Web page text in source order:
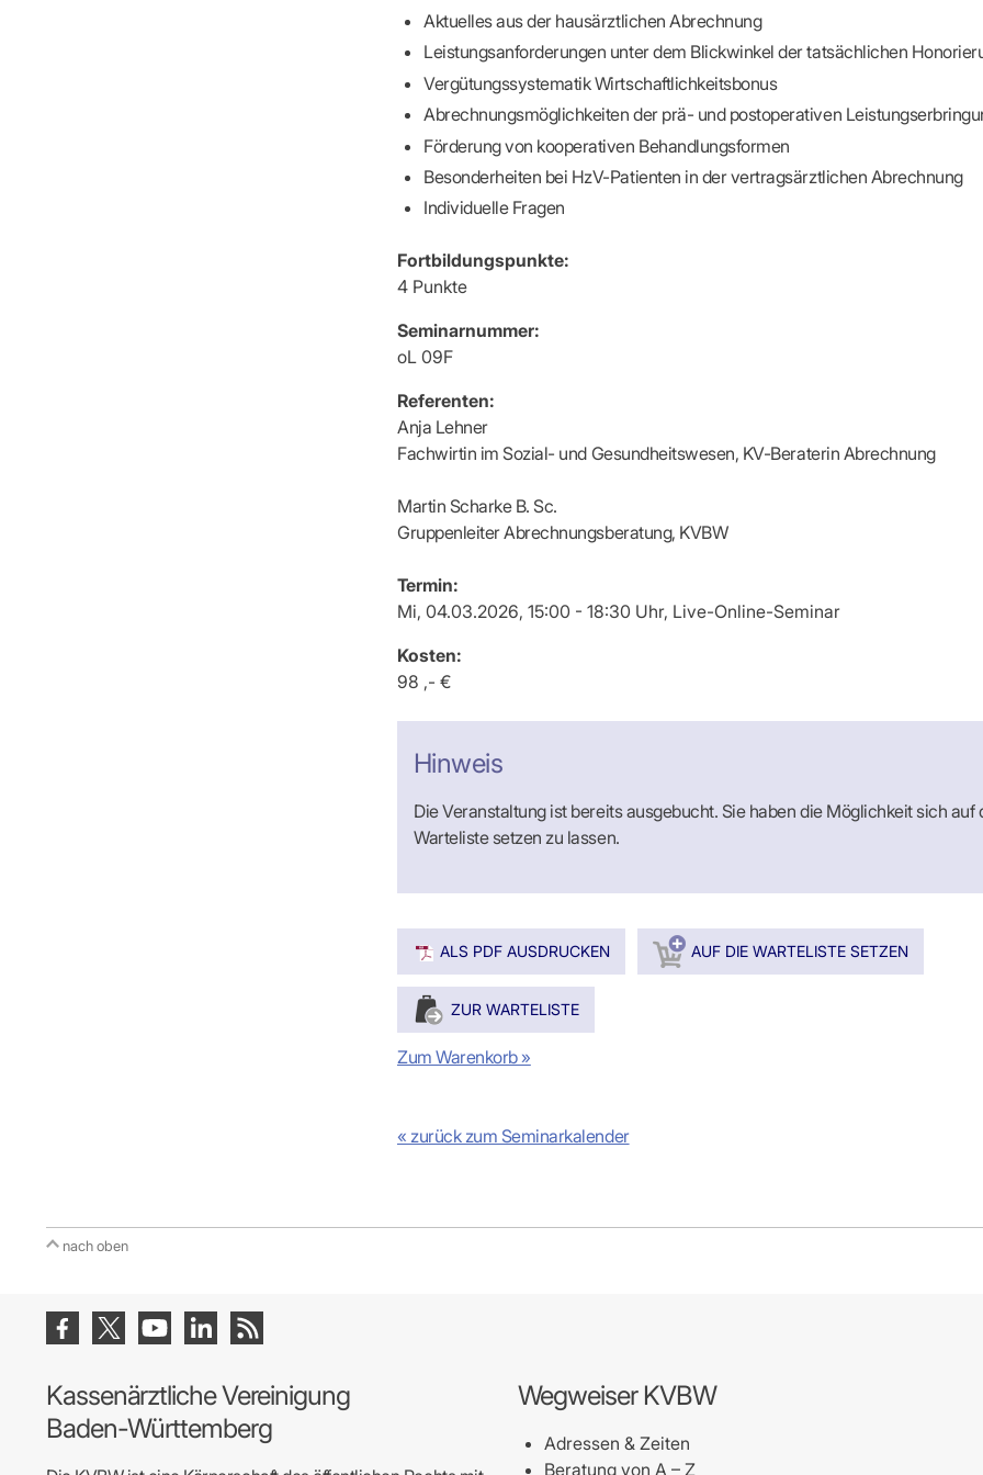
Arbeitsunfähigkeitsbescheinigung (AU)
Terminservicestelle (für Praxen)
Aktuelles aus der hausärztlichen Abrechnung
Leistungsanforderungen unter dem Blickwinkel der tatsächlichen
Vergütungssystematik Wirtschaftlichkeitsbonus
Abrechnungsmöglichkeiten der prä- und postoperativen
Förderung von kooperativen Behandlungsformen
Besonderheiten bei HzV-Patienten in der vertragsärztlichen Abrechnung
Individuelle Fragen
Fortbildungspunkte:
4 Punkte
Seminarnummer:
oL 09F
Referenten:
Anja Lehner
Fachwirtin im Sozial- und Gesundheitswesen, KV-Beraterin Abrechnung
Martin Scharke B. Sc.
Gruppenleiter Abrechnungsberatung, KVBW
Termin:
Mi, 04.03.2026, 15:00 - 18:30 Uhr, Live-Online-Seminar
Kosten:
98 ,- €
Hinweis
Die Veranstaltung ist bereits ausgebucht. Sie haben die Möglichkeit sich auf
Warteliste setzen zu lassen.
ALS PDF AUSDRUCKEN
Zum Warenkorb »
« zurück zum Seminarkalender
nach oben
Kassenärztliche Vereinigung
Baden-Württemberg
Wegweiser KVBW
Adressen & Zeiten
Beratung von A – Z